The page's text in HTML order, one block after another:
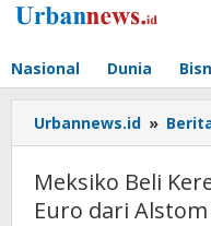
Lewati
Nasional Dunia
Urbannews.id »
Meksiko Beli
Euro dari